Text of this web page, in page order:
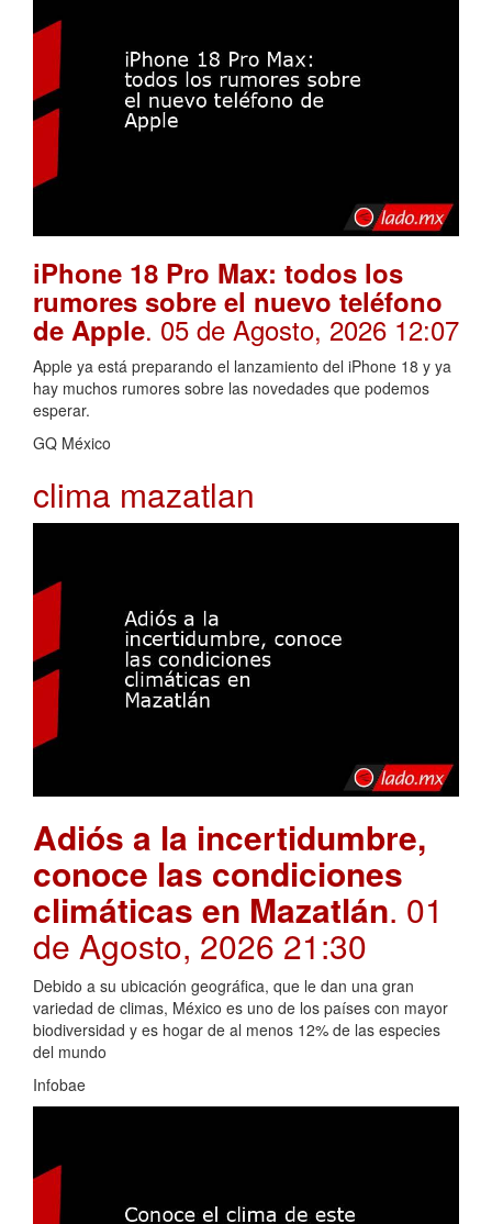
iPhone 18 Pro Max: todos los
rumores sobre el nuevo teléfono
de Apple. 05 de Agosto, 2026 12:07
Apple ya está preparando el lanzamiento del iPhone 18 y ya
hay muchos rumores sobre las novedades que podemos
esperar.
GQ México
clima mazatlan
Adiós a la incertidumbre,
conoce las condiciones
climáticas en Mazatlán. 01
de Agosto, 2026 21:30
Debido a su ubicación geográfica, que le dan una gran
variedad de climas, México es uno de los países con mayor
biodiversidad y es hogar de al menos 12% de las especies
del mundo
Infobae